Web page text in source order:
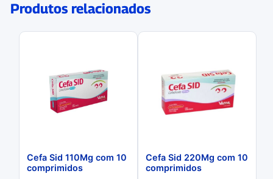
Produtos relacionados
Cefa Sid 110Mg com 10
comprimidos
Cefa Sid 220Mg com 10
comprimidos